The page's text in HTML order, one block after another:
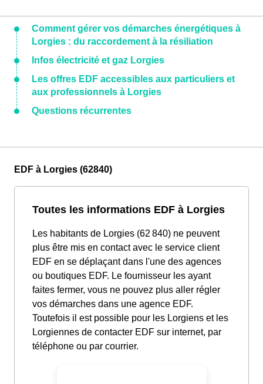
Comment gérer vos démarches énergétiques à
Lorgies : du raccordement à la résiliation
Infos électricité et gaz Lorgies
Les offres EDF accessibles aux particuliers et
aux professionnels à Lorgies
Questions récurrentes
EDF à Lorgies (62840)
Toutes les informations EDF à Lorgies
Les habitants de Lorgies (62 840) ne peuvent
plus être mis en contact avec le service client
EDF en se déplaçant dans l'une des agences
ou boutiques EDF. Le fournisseur les ayant
faites fermer, vous ne pouvez plus aller régler
vos démarches dans une agence EDF.
Toutefois il est possible pour les Lorgiens et les
Lorgiennes de contacter EDF sur internet, par
téléphone ou par courrier.